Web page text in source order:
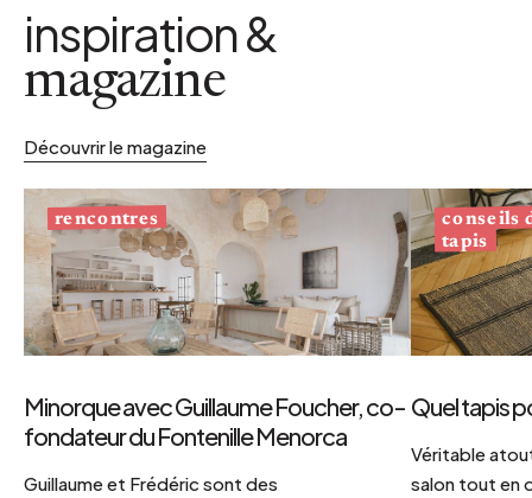
inspiration &
magazine
Découvrir le magazine
rencontres
Minorque avec Guillaume Foucher, co-
fondateur du Fontenille Menorca
Guillaume et Frédéric sont des
conseils
tapis
Quel tapis
Véritable
salon tout en